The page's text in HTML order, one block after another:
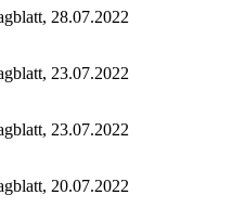
28.07.2022
23.07.2022
23.07.2022
20.07.2022